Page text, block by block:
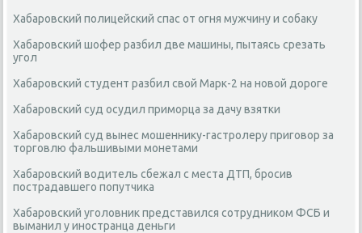
Хабаровский полицейский спас от огня мужчину и собаку
Хабаровский шофер разбил две машины, пытаясь срезать
угол
Хабаровский студент разбил свой Марк-2 на новой дороге
Хабаровский суд осудил приморца за дачу взятки
Хабаровский суд вынес мошеннику-гастролеру приговор за
торговлю фальшивыми монетами
Хабаровский водитель сбежал с места ДТП, бросив
пострадавшего попутчика
Хабаровский уголовник представился сотрудником ФСБ и
выманил у иностранца деньги